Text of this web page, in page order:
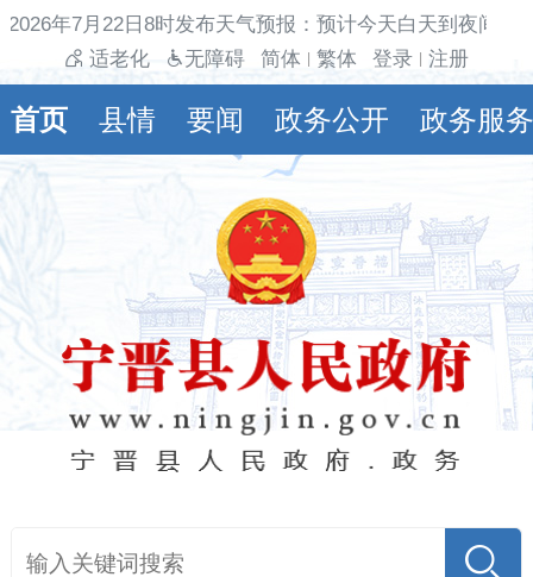
年7月22日8时发布天气预报：预计今天白天到夜间多
适老化
无障碍 简体 繁体 登录 注册
首页 县情 要闻 政务公开 政务服务